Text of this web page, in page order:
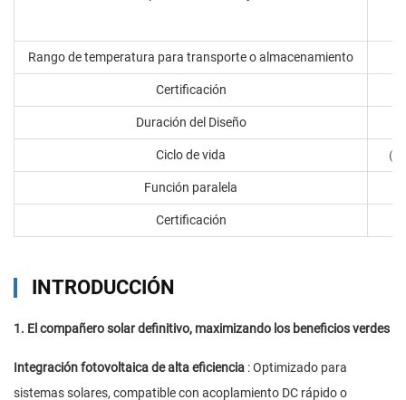
Rango de temperatura para transporte o almacenamiento
Certificación
Duración del Diseño
Ciclo de vida （
Función paralela
Certificación
INTRODUCCIÓN
1. El compañero solar definitivo, maximizando los beneficios verdes
Integración fotovoltaica de alta eficiencia : Optimizado para
sistemas solares, compatible con acoplamiento DC rápido o